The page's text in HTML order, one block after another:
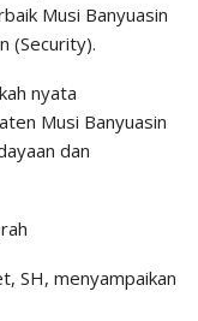
Musi Banyuasin
(Security).
nyata
Musi Banyuasin
dan
SH, menyampaikan